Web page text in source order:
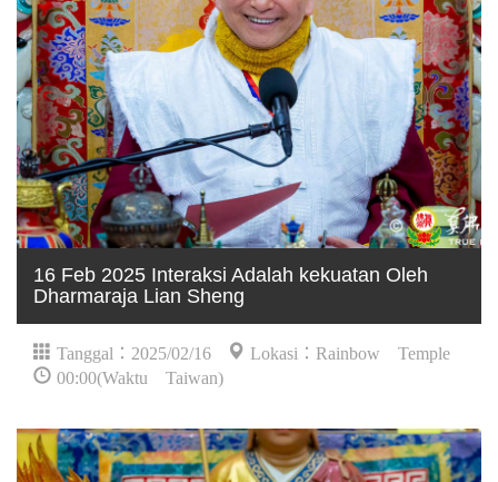
16 Feb 2025 Interaksi Adalah kekuatan Oleh
Dharmaraja Lian Sheng
Tanggal：2025/02/16
Lokasi：Rainbow Temple
00:00(Waktu Taiwan)